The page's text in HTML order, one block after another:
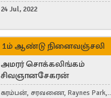
Kingdom
24 Jul, 2022
1ம் ஆண்டு நினைவஞ்சலி
அமரர் சொக்கலிங்கம்
சிவஞானசேகரன்
கரம்பன், சரவணை, Raynes Park,